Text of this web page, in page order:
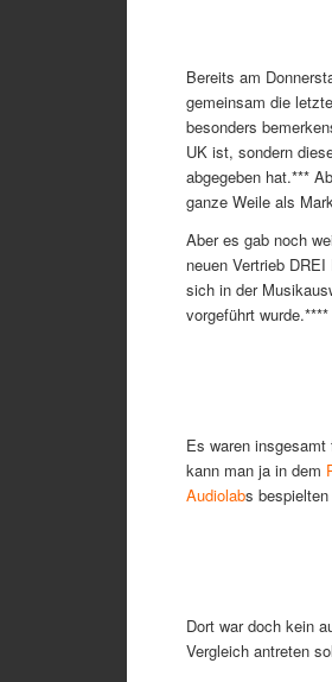
Bereits am
gemeinsam die
besonders
UK ist, sondern
abgegeben hat.***
ganze Weile als
Aber es gab noch
neuen Vertrieb
sich in der
vorgeführt wurde.****
Es waren
kann man ja in dem
Audiolabs
Dort war doch kein
Vergleich antreten